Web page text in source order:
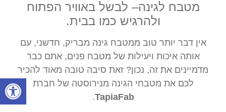
פתח
מטבח לגינה– לבשל באוויר הפתוח
ולהרגיש כמו בבית.
אין דבר יותר טוב ממטבח גינה מבריק, חדשני, עם
אותה איכות ויעילות של מטבח פנים, אתם כבר
מדמיינים את זה, נכון? זאת סיבה טובה מאוד להכיר
לכם את מטבחי הגינה מנירוסטה של חברת
TapiaFab
.